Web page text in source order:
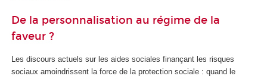
De la personnalisation au régime de la
faveur ?
Les discours actuels sur les aides sociales finançant les risques
sociaux amoindrissent la force de la protection sociale : quand le